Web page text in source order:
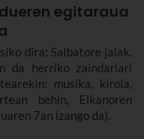
egitaraua
dira: Salbatore jaiak.
da herriko zaindariari
musika, kirola,
behin, Elkanoren
7an izango da).